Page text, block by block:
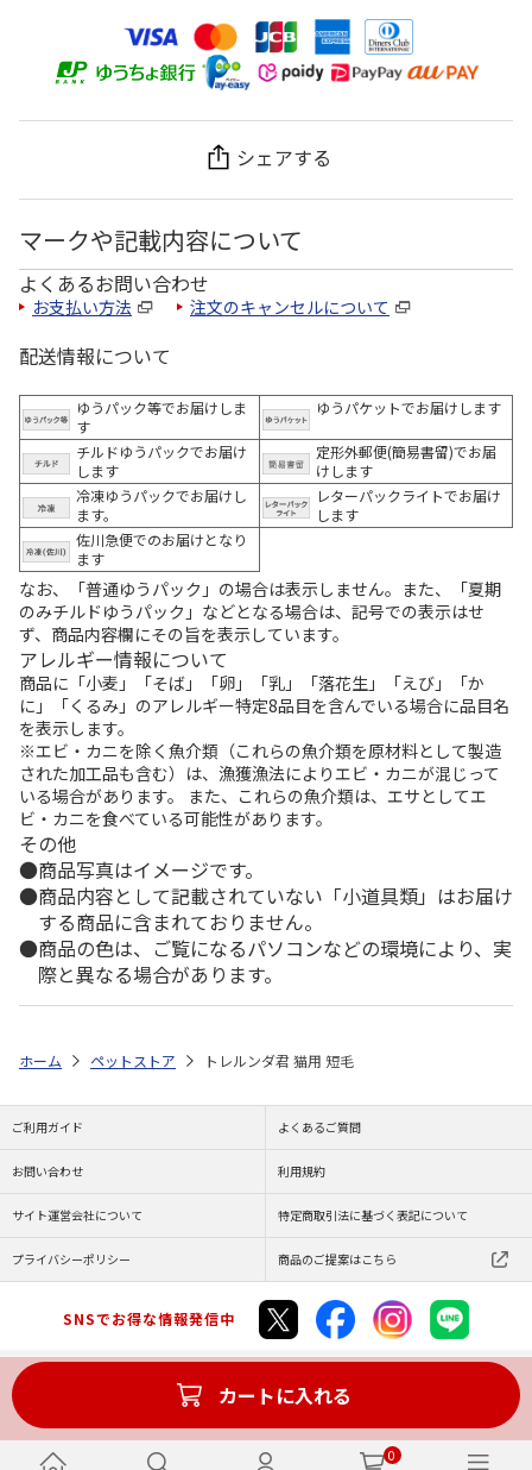
0
シェアする
マークや記載内容について
よくあるお問い合わせ
お支払い方法 注文のキャンセルについて
配送情報について
ゆうパック等でお届けしま
す
ゆうパケットでお届けします
チルドゆうパックでお届け
します
定形外郵便(簡易書留)でお届
けします
冷凍ゆうパックでお届けし
ます。
レターパックライトでお届け
します
佐川急便でのお届けとなり
ます
なお、「普通ゆうパック」の場合は表示しません。また、「夏期
のみチルドゆうパック」などとなる場合は、記号での表示はせ
ず、商品内容欄にその旨を表示しています。
アレルギー情報について
商品に「小麦」「そば」「卵」「乳」「落花生」「えび」「か
に」「くるみ」のアレルギー特定8品目を含んでいる場合に品目名
を表示します。
※エビ・カニを除く魚介類（これらの魚介類を原材料として製造
された加工品も含む）は、漁獲漁法によりエビ・カニが混じって
いる場合があります。 また、これらの魚介類は、エサとしてエ
ビ・カニを食べている可能性があります。
その他
商品写真はイメージです。
商品内容として記載されていない「小道具類」はお届け
する商品に含まれておりません。
商品の色は、ご覧になるパソコンなどの環境により、実
際と異なる場合があります。
カートに入れる
ホーム ペットストア トレルンダ君 猫用 短毛
ご利用ガイド よくあるご質問
お問い合わせ 利用規約
サイト運営会社について 特定商取引法に基づく表記について
プライバシーポリシー 商品のご提案はこちら
SNSでお得な情報発信中